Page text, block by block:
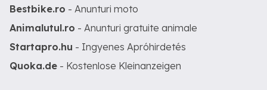
Bestbike.ro - Anunturi moto
Animalutul.ro - Anunturi gratuite animale
Startapro.hu - Ingyenes Apróhirdetés
Quoka.de - Kostenlose Kleinanzeigen